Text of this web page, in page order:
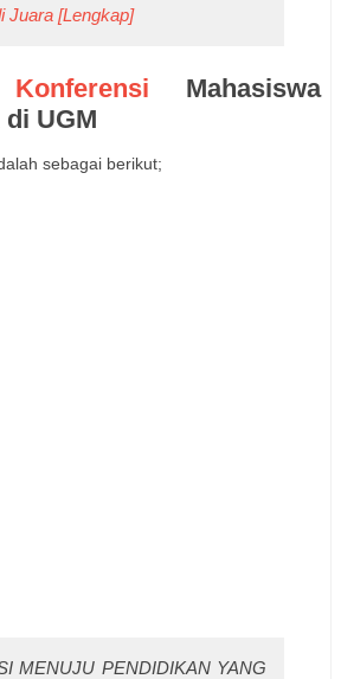
Juara [Lengkap]
Konferensi Mahasiswa
UGM
sebagai berikut;
MENUJU PENDIDIKAN YANG